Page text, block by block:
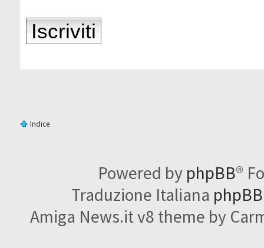
Iscriviti
Indice
Powered by phpBB®
Traduzione Italiana
Amiga News.it v8 theme by